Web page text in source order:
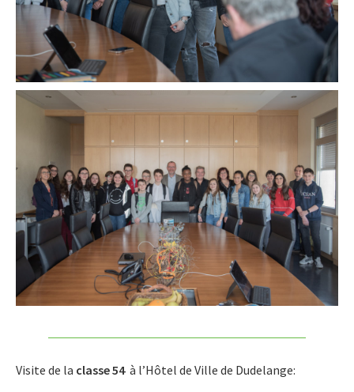
Visite de la classe 54à l’Hôtel de Ville de Dudelange: